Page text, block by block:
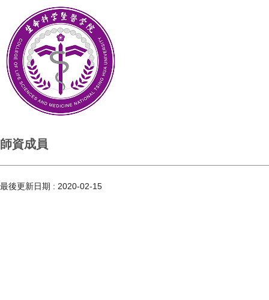
師資成員
最後更新日期 : 2020-02-15